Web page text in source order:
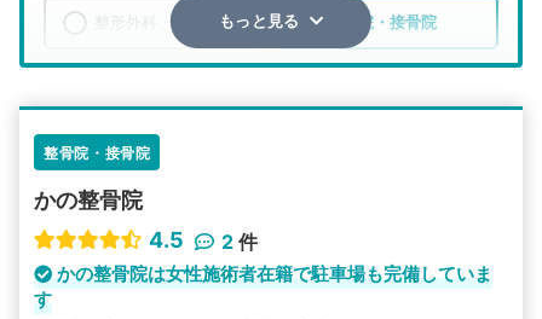
整骨院・接骨院
その他の検索方法
もっと見る
整骨院・接骨院
かの整骨院
4.5
2 件
かの整骨院は女性施術者在籍で駐車場も完備していま
す